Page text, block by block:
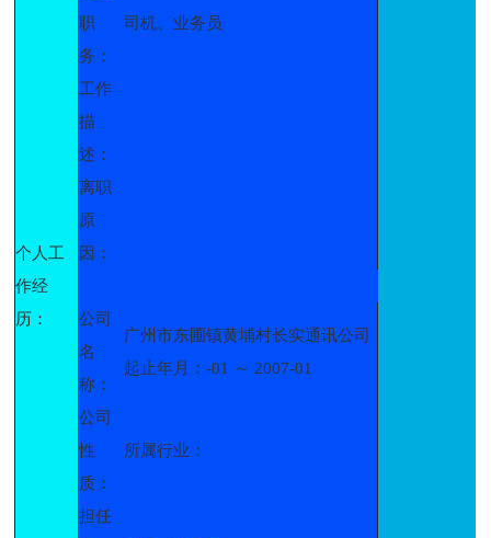
个人工
作经
历：
职
务：
司机、业务员
工作
描
述：
离职
原
因：
公司
名
称：
广州市东圃镇黄埔村长实通讯公司
起止年月：-01 ～ 2007-01
公司
性
质：
所属行业：
担任